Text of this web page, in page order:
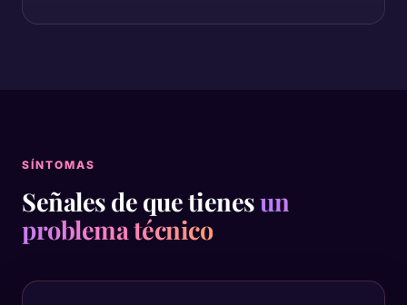
SÍNTOMAS
Señales de que tienesun
problema técnico